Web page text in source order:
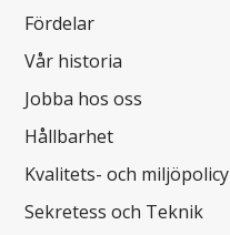
Fördelar
Vår historia
Jobba hos oss
Hållbarhet
Kvalitets- och miljöpolicy
Sekretess och Teknik